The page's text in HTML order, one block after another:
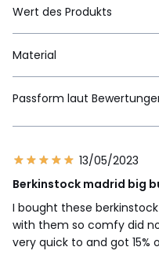
Wert des Produkts
Material
Passform laut
13/05/2023
Berkinstock madrid big
I bought these
with them so comfy did
very quick to and got 15%